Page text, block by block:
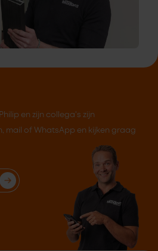
en zijn collega's zijn
mail of WhatsApp en kijken graag